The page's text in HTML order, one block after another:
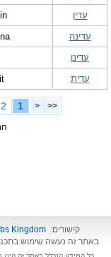
עדין
עדינה
עדינו
עדית
<<
<
1
2
קישורים: Kingdom
באתר זה נעשה שימוש